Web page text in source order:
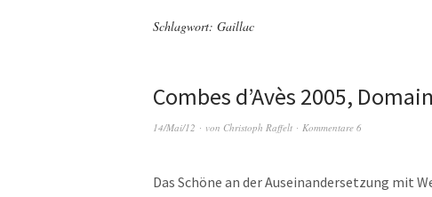
Schlagwort: Gaillac
Combes d’Avès 2005,
14/Mai/12 von Christoph Raffelt Kommentare 6
Das Schöne an der Auseinandersetzung mit